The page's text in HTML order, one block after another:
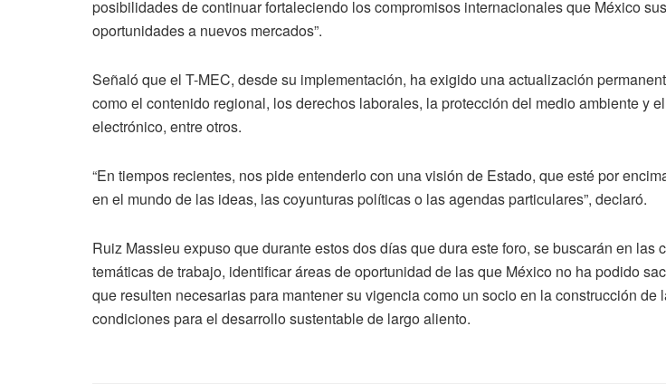
posibilidades de continuar fortaleciendo los compromisos internacionales que México
oportunidades a nuevos mercados”.
Señaló que el T-MEC, desde su implementación, ha exigido una actualización
como el contenido regional, los derechos laborales, la protección del medio ambiente y
electrónico, entre otros.
“En tiempos recientes, nos pide entenderlo con una visión de Estado, que esté por
en el mundo de las ideas, las coyunturas políticas o las agendas particulares”, declaró.
Ruiz Massieu expuso que durante estos dos días que dura este foro, se buscarán en las
temáticas de trabajo, identificar áreas de oportunidad de las que México no ha podido
que resulten necesarias para mantener su vigencia como un socio en la construcción de
condiciones para el desarrollo sustentable de largo aliento.